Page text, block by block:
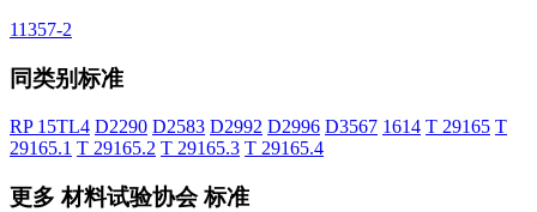
11357-2
同类别标准
RP 15TL4 D2290 D2583 D2992 D2996 D3567 1614 T 29165 T
29165.1 T 29165.2 T 29165.3 T 29165.4
更多 材料试验协会 标准